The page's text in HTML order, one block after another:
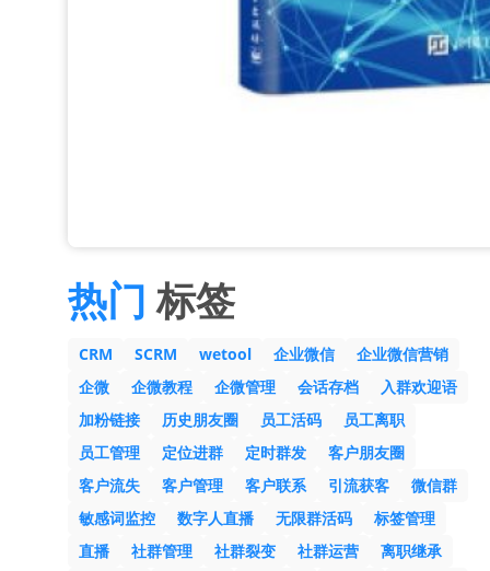
热门 标签
CRM SCRM wetool 企业微信
企业微信营销
企微
企微教程 企微管理 会话存档
入群欢迎语
加粉链接
历史朋友圈 员工活码
员工离职
员工管理
定位进群 定时群发
客户朋友圈
客户流失
客户管理 客户联系 引流获客
微信群
敏感词监控
数字人直播 无限群活码
标签管理
直播
社群管理 社群裂变 社群运营
离职继承